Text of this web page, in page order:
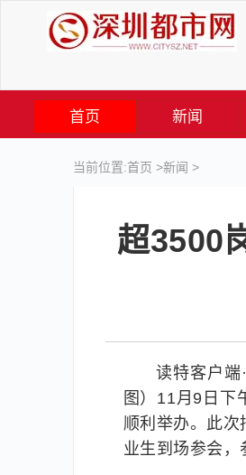
首页 新闻
当前位置:首页 >新闻 >
超3500
读特客户
图）11月9日下
顺利举办。此
业生到场参会，